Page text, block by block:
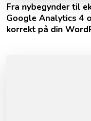
Fra nybegynder til
Google Analytics 4
korrekt på din